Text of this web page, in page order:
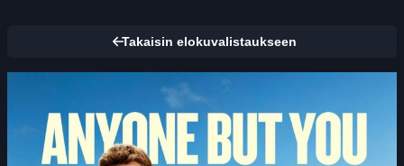
Takaisin elokuvalistaukseen